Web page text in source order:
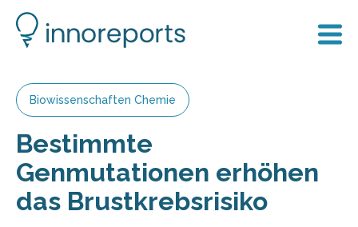
Biowissenschaften Chemie
Bestimmte
Genmutationen erhöhen
das Brustkrebsrisiko